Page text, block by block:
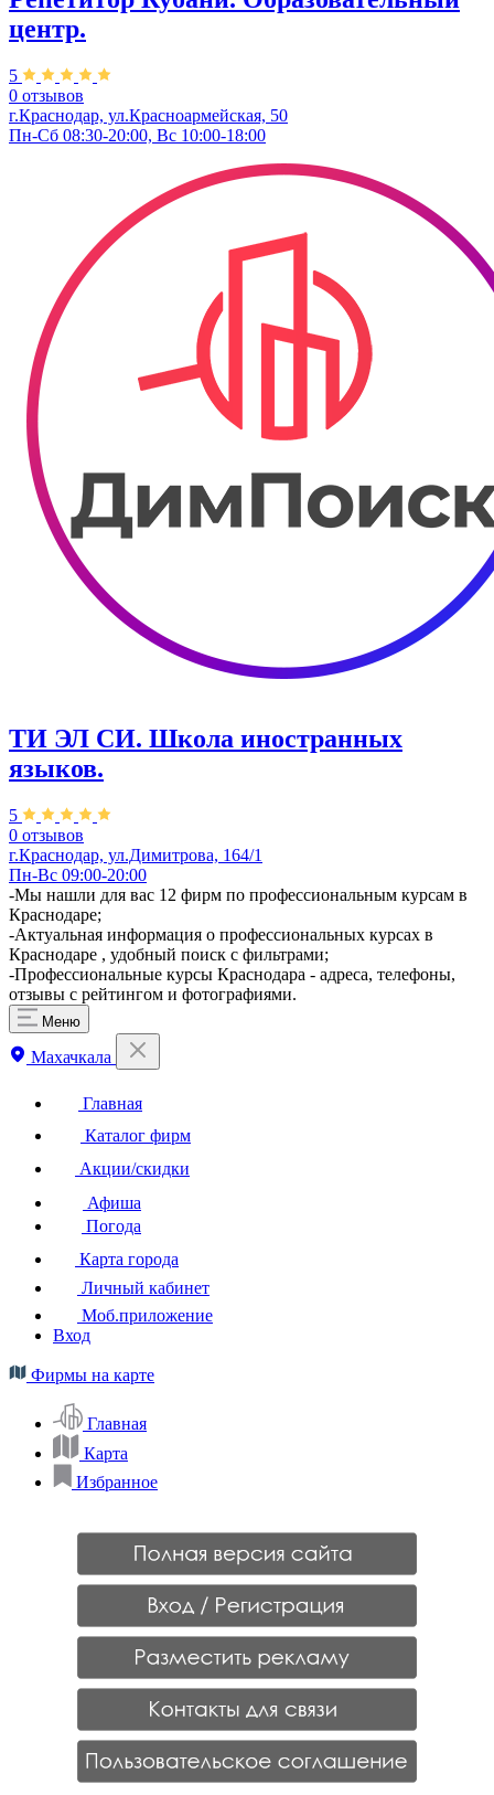
центр.
5
0 отзывов
г.Краснодар, ул.Красноармейская, 50
Пн-Сб 08:30-20:00, Вс 10:00-18:00
ТИ ЭЛ СИ. Школа иностранных
языков.
5
0 отзывов
г.Краснодар, ул.Димитрова, 164/1
Пн-Вс 09:00-20:00
-Мы нашли для вас 12 фирм по профессиональным курсам в
Краснодаре;
-Актуальная информация о профессиональных курсах в
Краснодаре , удобный поиск с фильтрами;
-Профессиональные курсы Краснодара - адреса, телефоны,
отзывы с рейтингом и фотографиями.
Меню
Махачкала
Главная
Каталог фирм
Акции/скидки
Афиша
Погода
Карта города
Личный кабинет
Моб.приложение
Вход
Фирмы на карте
Главная
Карта
Избранное